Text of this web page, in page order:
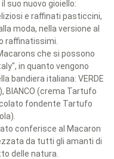
suo nuovo gioiello:
e raffinati pasticcini,
moda, nella versione al
raffinatissimi.
che si possono
in quanto vengono
bandiera italiana: VERDE
(crema Tartufo
fondente Tartufo
conferisce al Macaron
da tutti gli amanti di
delle natura.